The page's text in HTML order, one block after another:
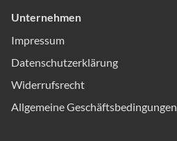
Unternehmen
Impressum
Datenschutzerklärung
Widerrufsrecht
Allgemeine Geschäftsbedingungen